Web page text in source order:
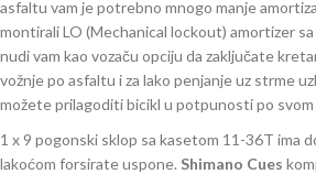
asfaltu vam je potrebno mnogo manje
montirali LO (Mechanical lockout) amortizer
nudi vam kao vozaču opciju da zaključate
vožnje po asfaltu i za lako penjanje uz strme
možete prilagoditi bicikl u potpunosti po
1 x 9 pogonski sklop sa kasetom 11-36T ima
lakoćom forsirate uspone. Shimano Cues